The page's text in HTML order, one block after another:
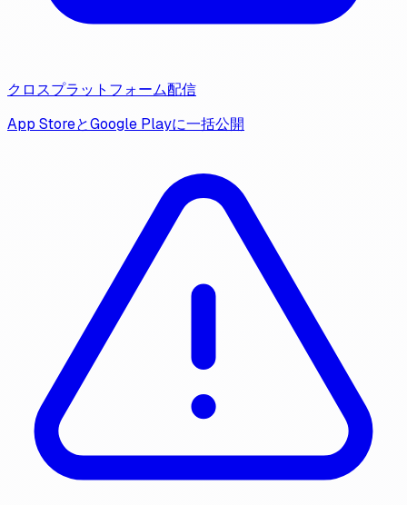
クロスプラットフォーム配信
App StoreとGoogle Playに一括公開